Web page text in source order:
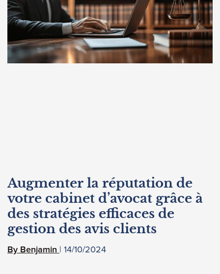
Augmenter la réputation de
votre cabinet d’avocat grâce à
des stratégies efficaces de
gestion des avis clients
Benjamin 14/10/2024